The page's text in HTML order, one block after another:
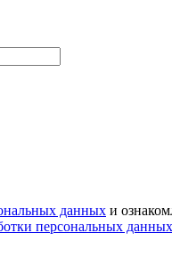
данных и
персональных данных